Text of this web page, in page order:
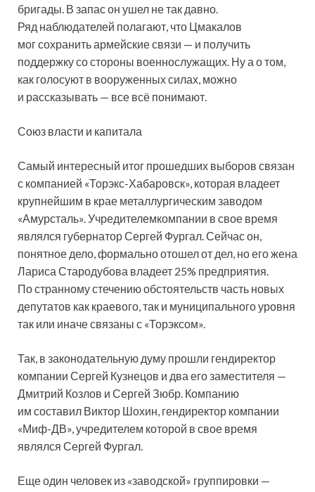
бригады. В запас он ушел не так давно.
Ряд наблюдателей полагают, что Цмакалов
мог сохранить армейские связи — и получить
поддержку со стороны военнослужащих. Ну а о том,
как голосуют в вооруженных силах, можно
и рассказывать — все всё понимают.
Союз власти и капитала
Самый интересный итог прошедших выборов связан
с компанией «Торэкс-Хабаровск», которая владеет
крупнейшим в крае металлургическим заводом
«Амурсталь». Учредителемкомпании в свое время
являлся губернатор Сергей Фургал. Сейчас он,
понятное дело, формально отошел от дел, но его жена
Лариса Стародубова владеет 25% предприятия.
По странному стечению обстоятельств часть новых
депутатов как краевого, так и муниципального уровня
так или иначе связаны с «Торэксом».
Так, в законодательную думу прошли гендиректор
компании Сергей Кузнецов и два его заместителя —
Дмитрий Козлов и Сергей Зюбр. Компанию
им составил Виктор Шохин, гендиректор компании
«Миф-ДВ», учредителем которой в свое время
являлся Сергей Фургал.
Еще один человек из «заводской» группировки —